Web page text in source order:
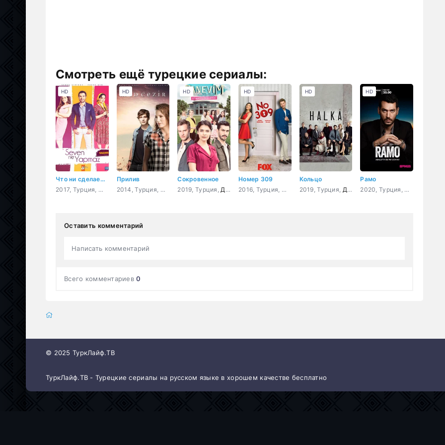
Смотреть ещё турецкие сериалы:
Что ни сделает влюбленный
2017, Турция,
Мелодрама ,Комедия
HD
Прилив
2014, Турция,
Драма,Мелодрама ,Комедия
HD
Сокровенное
2019, Турция, Драма
HD
Номер 309
2016, Турция,
Мелодрама,Комедия
HD
Кольцо
2019, Турция, Драма ,криминал,Боевик
HD
Рамо
2020, Турция,
Драма
HD
Оставить комментарий
Написать комментарий
Всего комментариев0
© 2025 ТуркЛайф.ТВ
ТуркЛайф.ТВ - Турецкие сериалы на русском языке в хорошем качестве бесплатно